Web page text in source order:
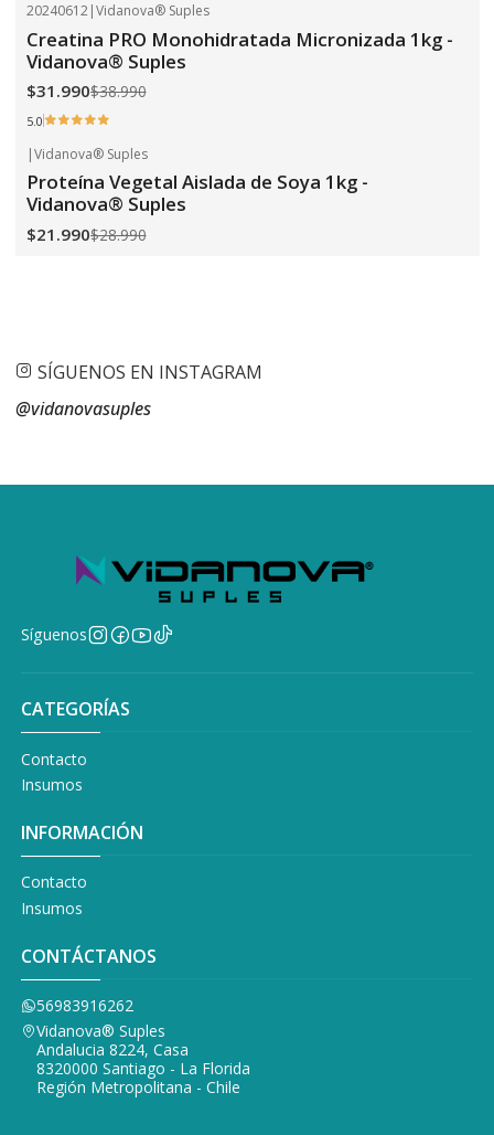
-18% OFF
20240612|Vidanova® Suples
Creatina PRO Monohidratada Micronizada 1kg -
Vidanova® Suples
$31.990$38.990
5.0
-24% OFF
|Vidanova® Suples
Proteína Vegetal Aislada de Soya 1kg -
Vidanova® Suples
$21.990$28.990
SÍGUENOS EN INSTAGRAM
@vidanovasuples
Síguenos
CATEGORÍAS
Contacto
Insumos
INFORMACIÓN
Contacto
Insumos
CONTÁCTANOS
56983916262
Vidanova® Suples
Andalucia 8224, Casa
8320000 Santiago - La Florida
Región Metropolitana - Chile